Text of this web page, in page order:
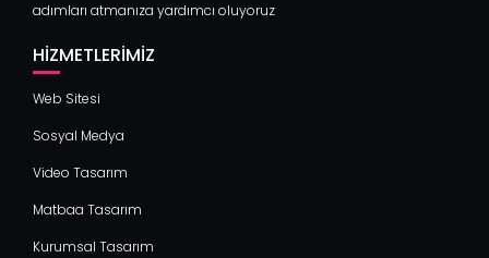
adımları atmanıza yardımcı oluyoruz
HIZMETLERIMIZ
Web Sitesi
Sosyal Medya
Video Tasarım
Matbaa Tasarım
Kurumsal Tasarım